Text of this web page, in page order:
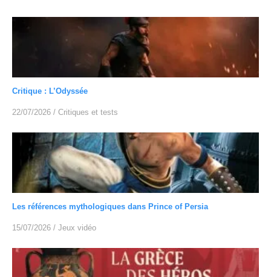
Critique : L’Odyssée
22/07/2026 / Critiques et tests
Les références mythologiques dans Prince of Persia
15/07/2026 / Jeux vidéo